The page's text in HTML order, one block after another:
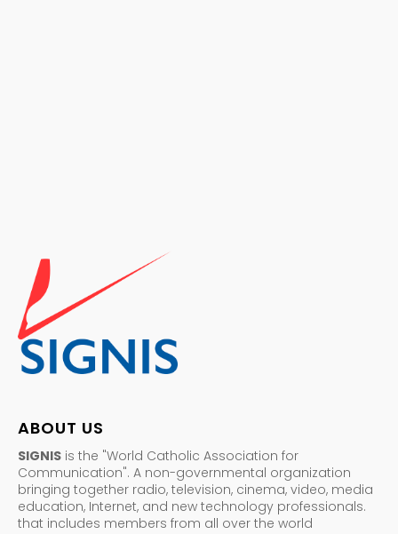
ABOUT US
SIGNIS is the "World Catholic Association for
Communication". A non-governmental organization
bringing together radio, television, cinema, video, media
education, Internet, and new technology professionals.
that includes members from all over the world